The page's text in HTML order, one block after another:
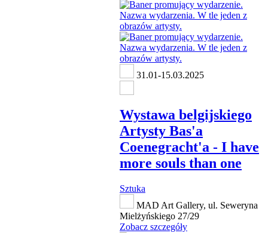
31.01-15.03.2025
Wystawa belgijskiego
Artysty Bas'a
Coenegracht'a - I have
more souls than one
Sztuka
MAD Art Gallery, ul. Seweryna
Mielżyńskiego 27/29
Zobacz szczegóły